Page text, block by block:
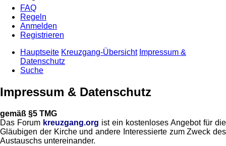
FAQ
Regeln
Anmelden
Registrieren
Hauptseite Kreuzgang-Übersicht Impressum &
Datenschutz
Suche
Impressum & Datenschutz
gemäß §5 TMG
Das Forum kreuzgang.org ist ein kostenloses Angebot für die
Gläubigen der Kirche und andere Interessierte zum Zweck des
Austauschs untereinander.